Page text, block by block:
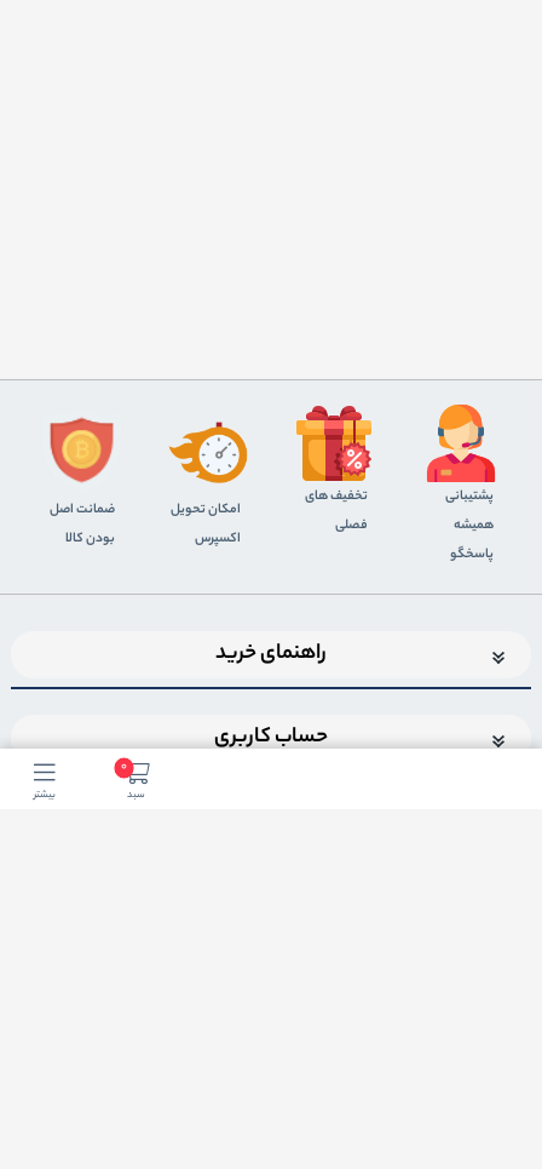
0
سبد بیشتر
پشتیبانی
همیشه
پاسخگو
تخفیف های
فصلی
اﻣﮑﺎن ﺗﺤﻮﯾﻞ
اﮐﺴﭙﺮس
ضمانت اصل
بودن کالا
راهنمای خرید
حساب کاربری